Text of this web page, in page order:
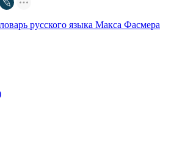
русского языка Макса Фасмера